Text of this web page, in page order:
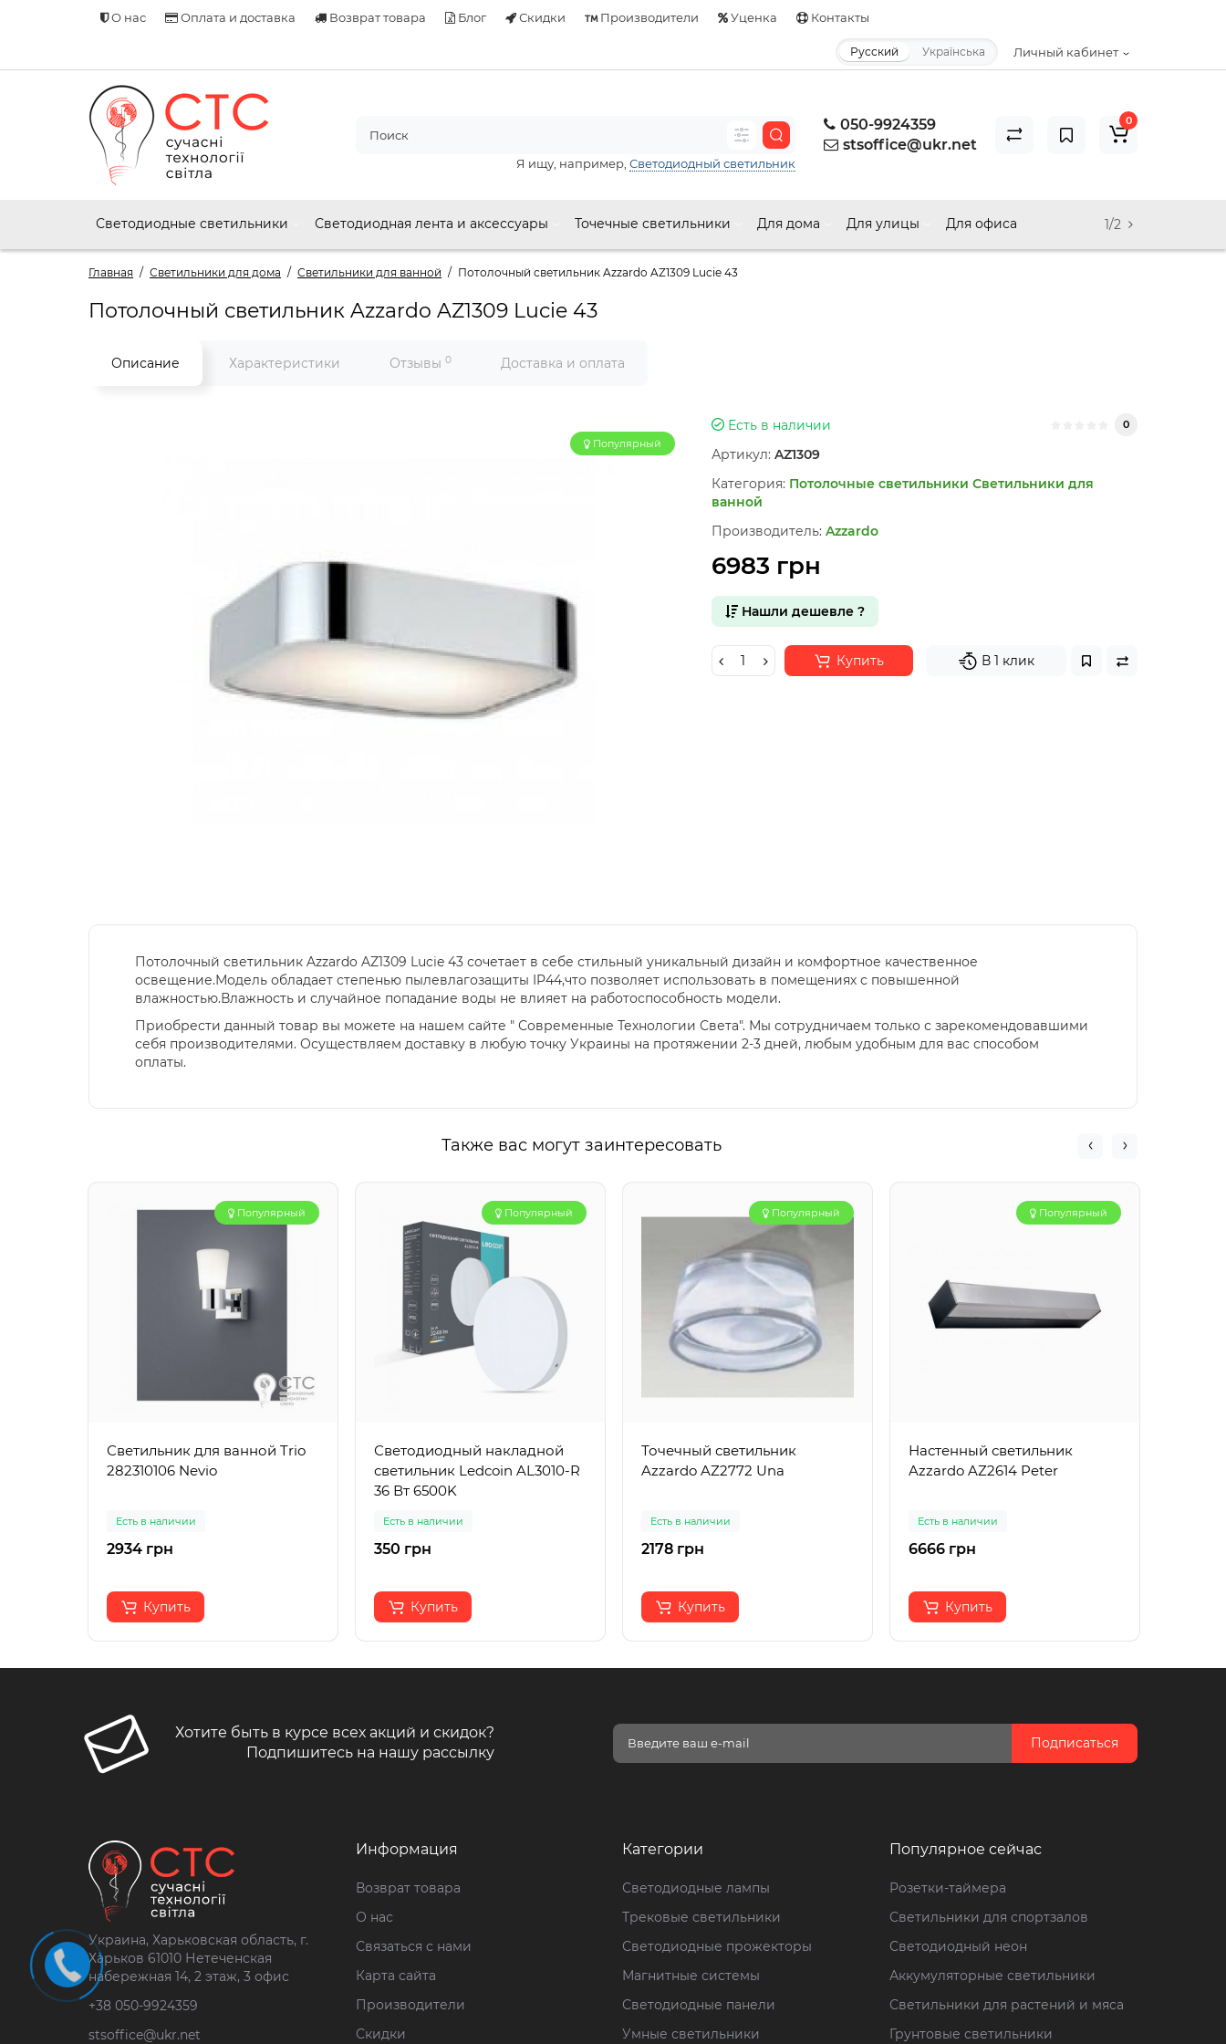
О нас Оплата и доставка Возврат товара Блог Скидки Производители Уценка Контакты
Личный кабинет
Русский Українська
050-9924359
stsoffice@ukr.net
Я ищу, например, Светодиодный светильник
0
Светодиодные светильники Светодиодная лента и аксессуары Точечные светильники Для дома Для улицы Для офиса 1/2
Главная Светильники для дома Светильники для ванной Потолочный светильник Azzardo AZ1309 Lucie 43
Потолочный светильник Azzardo AZ1309 Lucie 43
Описание Характеристики Отзывы 0 Доставка и оплата
Популярный
Есть в наличии 0
Артикул: AZ1309
Категория: Потолочные светильники Светильники для
ванной
Производитель: Azzardo
6983 грн
Нашли дешевле ?
Купить В 1 клик
Потолочный светильник Azzardo AZ1309 Lucie 43 сочетает в себе стильный уникальный дизайн и комфортное качественное
освещение.Модель обладает степенью пылевлагозащиты IP44,что позволяет использовать в помещениях с повышенной
влажностью.Влажность и случайное попадание воды не влияет на работоспособность модели.
Приобрести данный товар вы можете на нашем сайте " Современные Технологии Света". Мы сотрудничаем только с зарекомендовавшими
себя производителями. Осуществляем доставку в любую точку Украины на протяжении 2-3 дней, любым удобным для вас способом
оплаты.
Также вас могут заинтересовать
Популярный
Светильник для ванной Trio
282310106 Nevio
Есть в наличии
2934 грн
Купить
Популярный
Светодиодный накладной
светильник Ledcoin AL3010-R
36 Вт 6500K
Есть в наличии
350 грн
Купить
Популярный
Точечный светильник
Azzardo AZ2772 Una
Есть в наличии
2178 грн
Купить
Популярный
Настенный светильник
Azzardo AZ2614 Peter
Есть в наличии
6666 грн
Купить
Хотите быть в курсе всех акций и скидок?
Подпишитесь на нашу рассылку
Подписаться
Украина, Харьковская область, г.
Харьков 61010 Нетеченская
набережная 14, 2 этаж, 3 офис
+38 050-9924359
stsoffice@ukr.net
Информация
Возврат товара
О нас
Связаться с нами
Карта сайта
Производители
Скидки
Категории
Светодиодные лампы
Трековые светильники
Светодиодные прожекторы
Магнитные системы
Светодиодные панели
Умные светильники
Популярное сейчас
Розетки-таймера
Светильники для спортзалов
Светодиодный неон
Аккумуляторные светильники
Светильники для растений и мяса
Грунтовые светильники